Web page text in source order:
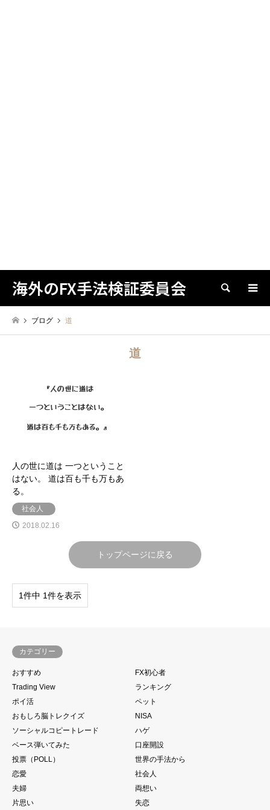
海外のFX手法検証委員会 検索
ブログ 道
道
人の世に道は 一つということ
はない。 道は百も千も万もあ
る。
社会人
2018.02.16
トップページに戻る
1件中 1件を表示
カテゴリー
おすすめ
FX初心者
Trading View
ランキング
ポイ活
ペット
おもしろ脳トレクイズ
NISA
ソーシャルコピートレード
ハゲ
ベース弾いてみた
口座開設
投票（POLL）
世界の手法から
恋愛
社会人
夫婦
両想い
片思い
失恋